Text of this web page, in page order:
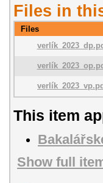
Files in
Files
This item
Show full